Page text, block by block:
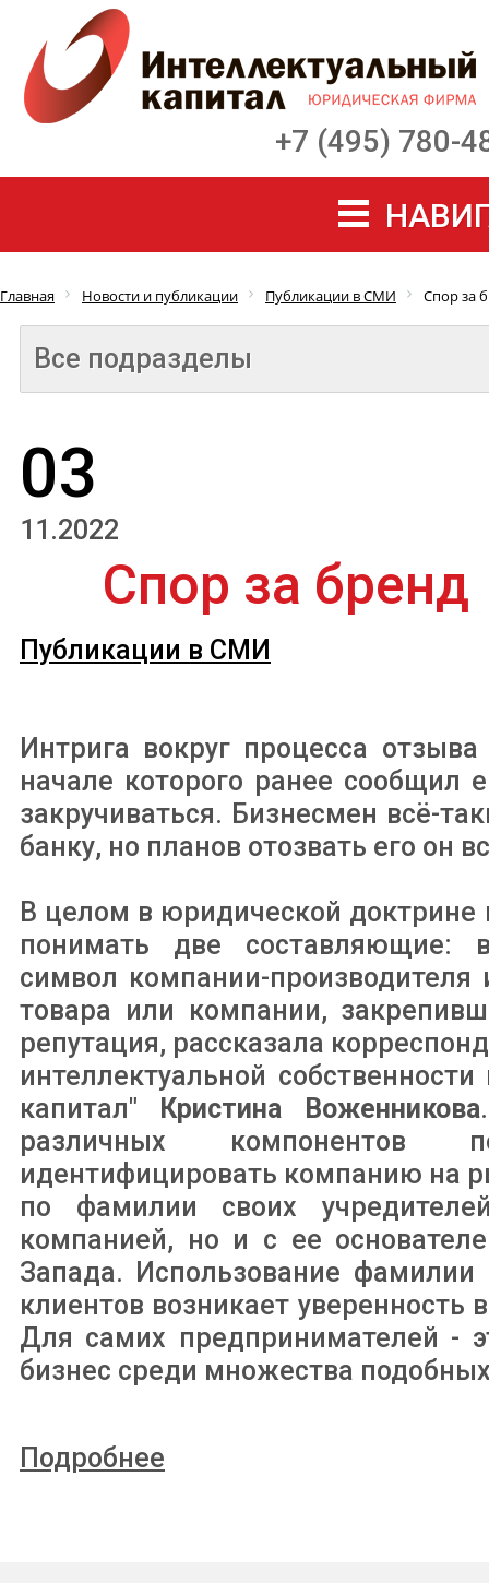
+7 (495) 780-
Главная Новости и публикации Публикации в СМИ Спор за
03
11.2022
Спор за бренд
Публикации в СМИ
Интрига вокруг процесса
начале которого ранее сообщил
закручиваться. Бизнесмен всё-
банку, но планов отозвать его он
В целом в юридической доктрине
понимать две составляющие:
символ компании-производителя
товара или компании,
репутация, рассказала
интеллектуальной
капитал"
Кристина Воженникова
различных компонентов
идентифицировать компанию на
по фамилии своих
компанией, но и с ее
Запада. Использование фамилии
клиентов возникает
Для самих предпринимателей -
бизнес среди множества
Подробнее
Все подразделы